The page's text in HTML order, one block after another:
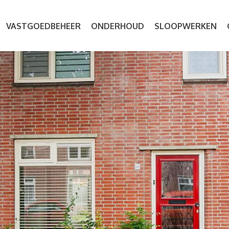
VASTGOEDBEHEER ONDERHOUD SLOOPWERKEN